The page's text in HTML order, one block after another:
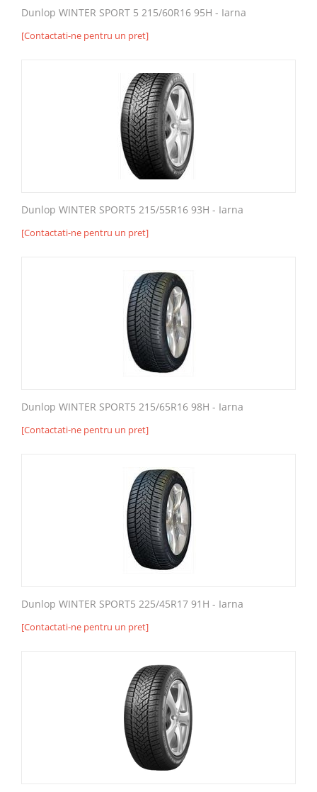
Dunlop WINTER SPORT 5 215/60R16 95H - Iarna
[Contactati-ne pentru un pret]
Dunlop WINTER SPORT5 215/55R16 93H - Iarna
[Contactati-ne pentru un pret]
Dunlop WINTER SPORT5 215/65R16 98H - Iarna
[Contactati-ne pentru un pret]
Dunlop WINTER SPORT5 225/45R17 91H - Iarna
[Contactati-ne pentru un pret]